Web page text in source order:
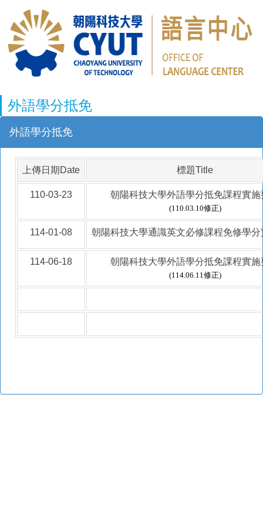
外語學分抵免
外語學分抵免
上傳日期Date 標題Title
110-03-23 朝陽科技大學外語學分抵免課程實施
(110.03.10修正)
114-01-08 朝陽科技大學通識英文必修課程免修學分
114-06-18 朝陽科技大學外語學分抵免課程實施
(114.06.11修正)